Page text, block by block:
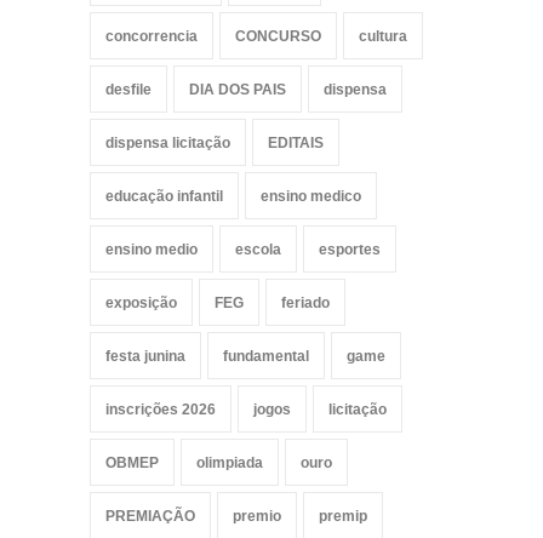
concorrencia CONCURSO cultura
desfile DIA DOS PAIS dispensa
dispensa licitação EDITAIS
educação infantil ensino medico
ensino medio escola esportes
exposição FEG feriado
festa junina fundamental game
inscrições 2026 jogos licitação
OBMEP olimpiada ouro
PREMIAÇÃO premio premip